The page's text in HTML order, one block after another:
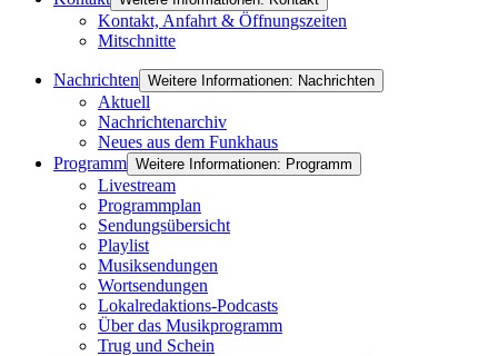
Kontakt, Anfahrt & Öffnungszeiten
Mitschnitte
Nachrichten Weitere Informationen: Nachrichten
Aktuell
Nachrichtenarchiv
Neues aus dem Funkhaus
Programm Weitere Informationen: Programm
Livestream
Programmplan
Sendungsübersicht
Playlist
Musiksendungen
Wortsendungen
Lokalredaktions-Podcasts
Über das Musikprogramm
Trug und Schein